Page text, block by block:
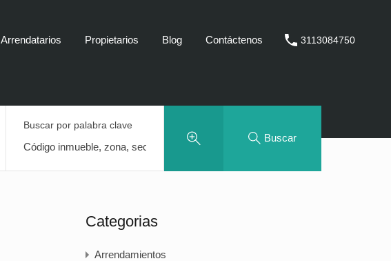
Arrendatarios Propietarios Blog Contáctenos 3113084750
Buscar por palabra clave
Buscar
Categorias
Arrendamientos